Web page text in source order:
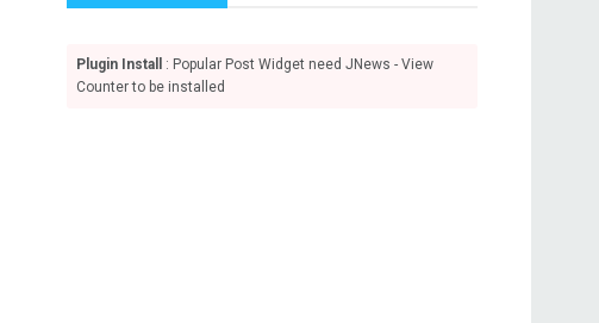
Plugin Install
: Popular Post Widget need JNews - View
Counter to be installed